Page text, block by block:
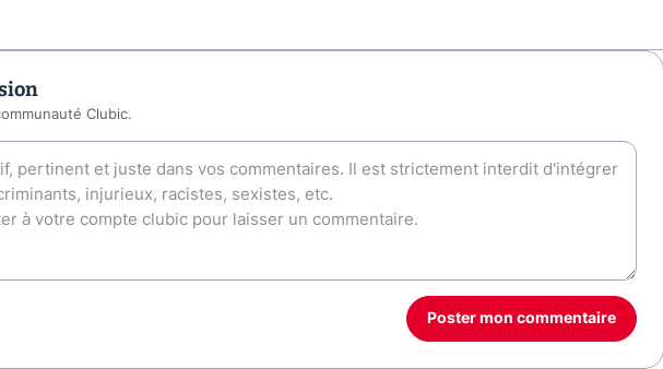
Clubic.
Poster mon commentaire